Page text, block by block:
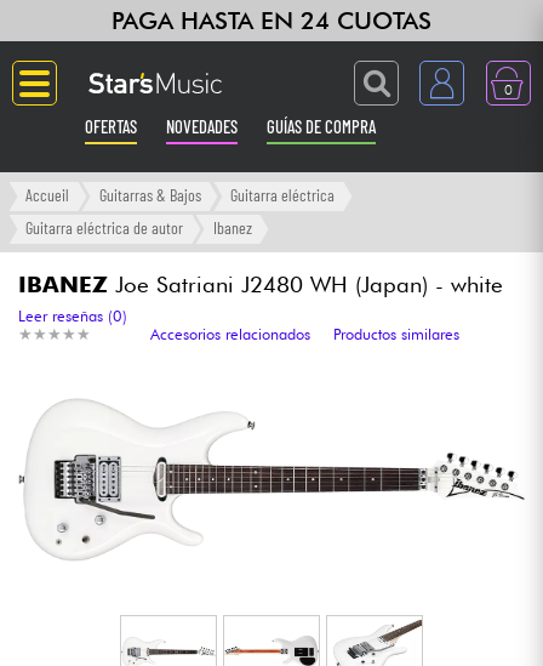
PAGA HASTA EN 24 CUOTAS
0
OFERTAS NOVEDADES GUÍAS DE COMPRA
Langue
Ampli & Efectos
Sintetizadores & samplers
Grabación
Micros
Accueil Guitarras & Bajos
Guitarra eléctrica
Guitarra eléctrica de autor
Ibanez
IBANEZ Joe Satriani J2480 WH (Japan) - white
★ ★ ★ ★ ★
★ ★ ★ ★ ★
Leer reseñas (0)
Accesorios relacionados
Productos similares